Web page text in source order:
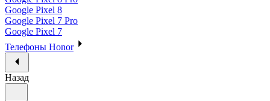
Google Pixel 8
Google Pixel 7 Pro
Google Pixel 7
Телефоны Honor
Назад